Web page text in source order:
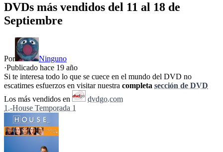
DVDs más vendidos del 11 al 18 de
Septiembre
Por
Ninguno
·Publicado hace 19 año
Si te interesa todo lo que se cuece en el mundo del DVD no
escatimes esfuerzos en visitar nuestra completa sección de DVD
Los más vendidos en
dvdgo.com
1.-House Temporada 1